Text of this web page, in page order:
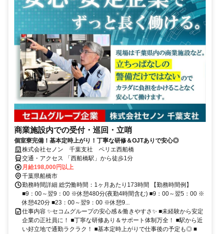
商業施設内での受付・巡回・立哨
個室寮完備！基本定時上がり！丁寧な研修＆OJTありで安心◎
株式会社セノン 千葉支社 ペリエ西船橋
交通・アクセス 「西船橋駅」から徒歩1分
月給198,000円以上
千葉県船橋市
勤務時間詳細 総労働時間：1ヶ月あたり173時間 【勤務時間例】
■9：00～翌9：00 ※休憩480分(夜勤4時間含む) ■9：00～翌5：00 ※
休憩420分 ■23：00～翌9：00 ※休憩9...
仕事内容 ✨セコムグループの安心感＆働きやすさ✨ ■未経験から安定
企業の正社員に！ ■丁寧な研修あり＆サポート体制万全！ ■駅から近
い好立地で通勤ラクラク！ ■基本定時上がりで仕事後の予定も◎ ■